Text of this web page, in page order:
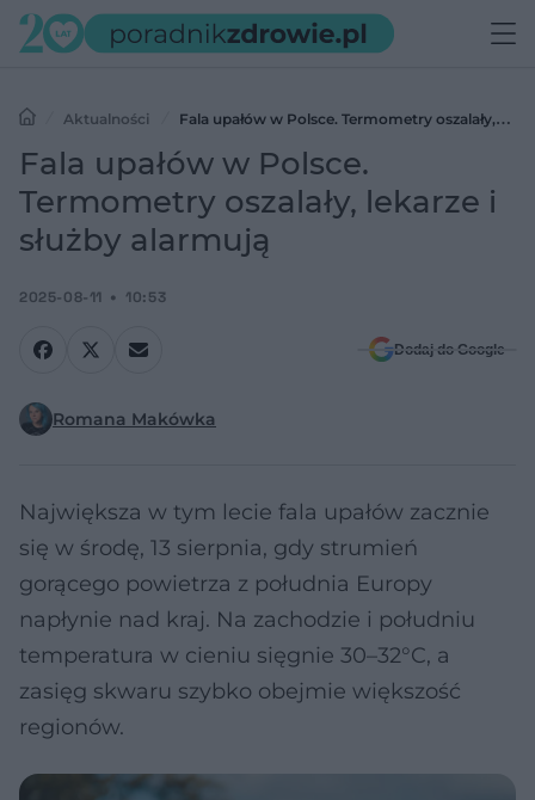
Aktualności
Fala upałów w Polsce. Termometry oszalały,
lekarze i służby alarmują
Fala upałów w Polsce.
Termometry oszalały, lekarze i
służby alarmują
2025-08-11 10:53
Dodaj do Google
Romana Makówka
Największa w tym lecie fala upałów zacznie
się w środę, 13 sierpnia, gdy strumień
gorącego powietrza z południa Europy
napłynie nad kraj. Na zachodzie i południu
temperatura w cieniu sięgnie 30–32°C, a
zasięg skwaru szybko obejmie większość
regionów.